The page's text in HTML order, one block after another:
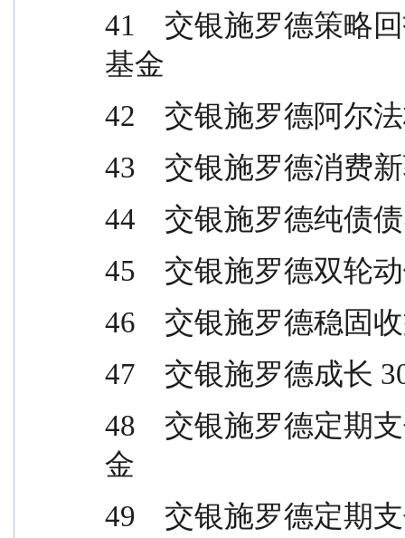
41    交银施罗德策略
基金
42    交银施罗德阿尔
43    交银施罗德消费
44    交银施罗德纯债
45    交银施罗德双轮
46    交银施罗德稳固
47    交银施罗德成长
48    交银施罗德定期
金
49    交银施罗德定期